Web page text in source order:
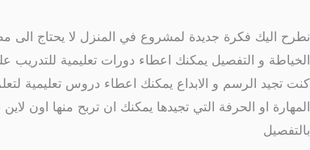
نطرح اليك فكرة جديدة لمشروع في المنزل لا يحتاج الى
الخياطة و التفصيل يمكنك اعطاء دورات تعليمية للتدريب
كنت تجيد الرسم و الابداع يمكنك اعطاء دروس تعليمية
المهارة او الحرفة التي تجيدها يمكنك ان تربح منها
بالتفصيل